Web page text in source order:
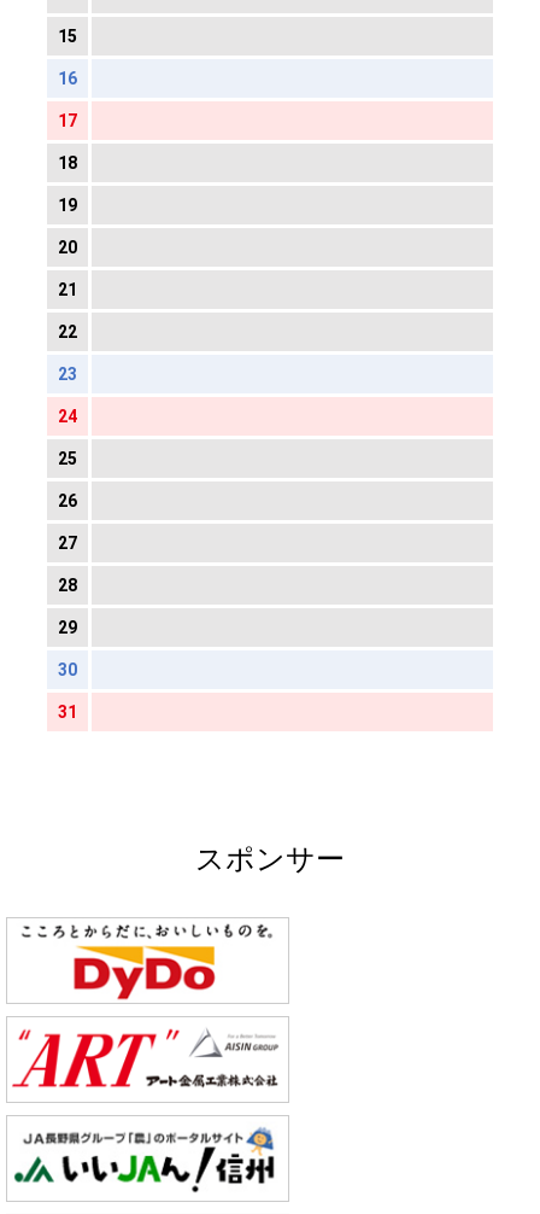
15
16
17
18
19
20
21
22
23
24
25
26
27
28
29
30
31
スポンサー